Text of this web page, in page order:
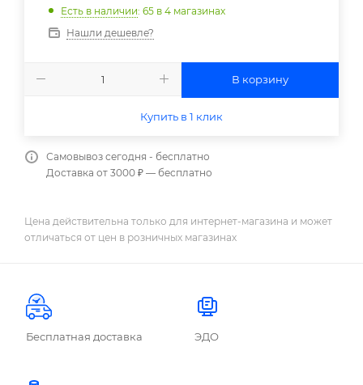
Есть в наличии: 65 в 4 магазинах
Нашли дешевле?
В корзину
Купить в 1 клик
Самовывоз сегодня - бесплатно
Доставка от 3000 ₽ — бесплатно
Цена действительна только для интернет-магазина и может
отличаться от цен в розничных магазинах
Бесплатная доставка ЭДО